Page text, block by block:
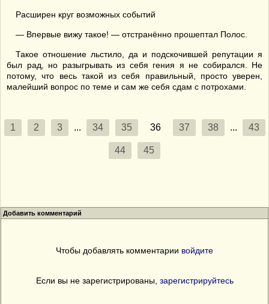
Расширен круг возможных событий
— Впервые вижу такое! — отстранённо прошептал Полос.
Такое отношение льстило, да и подскочившей репутации я
был рад, но разыгрывать из себя гения я не собирался. Не
потому, что весь такой из себя правильный, просто уверен,
малейший вопрос по теме и сам же себя сдам с потрохами.
1 2 3 ... 34 35 36 37 38 ... 43
44 45
Добавить комментарий
Чтобы добавлять комментарии войдите
Если вы не зарегистрированы, зарегистрируйтесь